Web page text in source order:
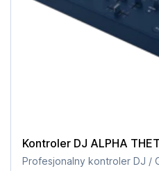
Kontroler DJ ALPHA